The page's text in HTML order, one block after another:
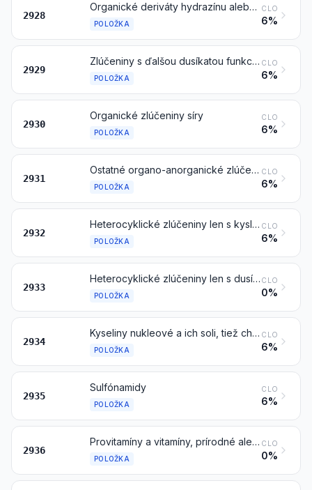
2928
Organické deriváty hydrazínu alebo hydroxylamínu
POLOŽKA
CLO
6%
2929
Zlúčeniny s ďalšou dusíkatou funkciou
POLOŽKA
CLO
6%
2930
Organické zlúčeniny síry
POLOŽKA
CLO
6%
2931
Ostatné organo-anorganické zlúčeniny
POLOŽKA
CLO
6%
2932
Heterocyklické zlúčeniny len s kyslíkatým(-i) heteroatómom(-mami)
POLOŽKA
CLO
6%
2933
Heterocyklické zlúčeniny len s dusíkatým(-i) heteroatómom(-mami)
POLOŽKA
CLO
0%
2934
Kyseliny nukleové a ich soli, tiež chemicky definované; ostatné heterocyklické zlúčeniny
POLOŽKA
CLO
6%
2935
Sulfónamidy
POLOŽKA
CLO
6%
2936
Provitamíny a vitamíny, prírodné alebo vyrobené syntézou (vrátane prírodných koncentrátov), ich deriváty používané hlavne ako vitamíny, a ich zmesi, tiež v akomkoľvek rozpúšťadle
POLOŽKA
CLO
0%